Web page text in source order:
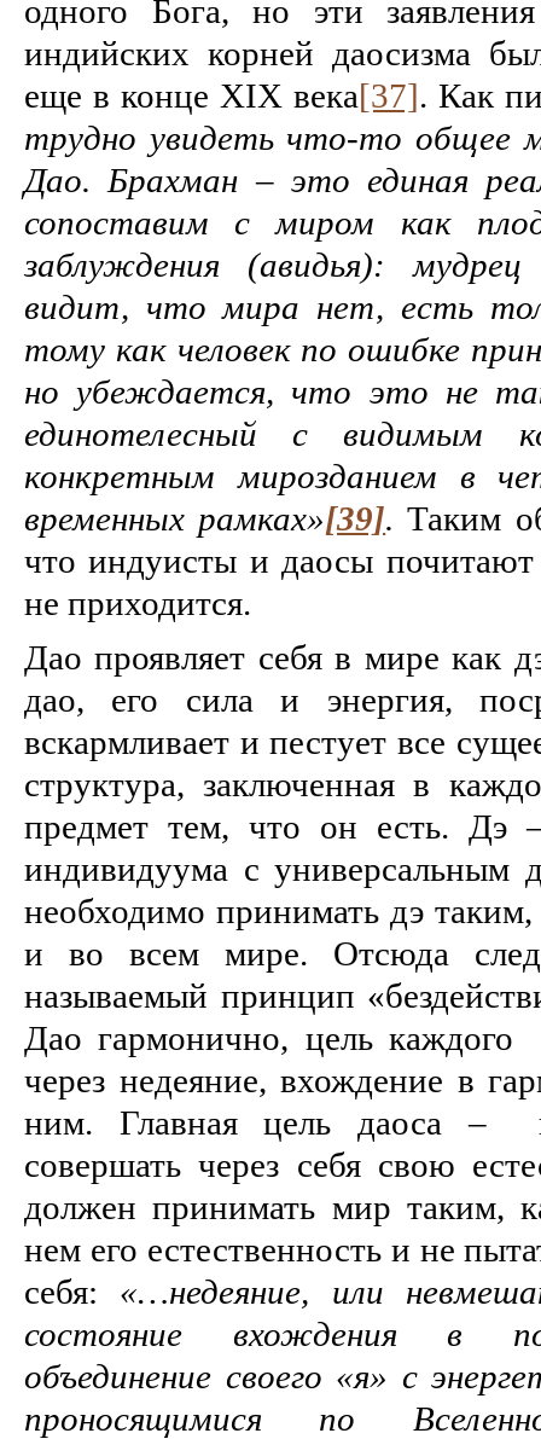
одного Бога, но эти
индийских корней даосизма
еще в конце XIX века[37]. Как
трудно увидеть что-то общее
Дао. Брахман – это единая
сопоставим с миром как
заблуждения (авидья):
видит, что мира нет, есть
тому как человек по ошибке
но убеждается, что это не
единотелесный с видимым
конкретным мирозданием в
временных рамках»[39]. Таким
что индуисты и даосы
не приходится.
Дао проявляет себя в мире как
дао, его сила и энергия,
вскармливает и пестует все
структура, заключенная в
предмет тем, что он есть. Дэ
индивидуума с универсальным
необходимо принимать дэ
и во всем мире. Отсюда
называемый принцип
Дао гармонично, цель
через недеяние, вхождение в
ним. Главная цель даоса –
совершать через себя свою
должен принимать мир таким,
нем его естественность и не
себя: «…недеяние, или
состояние вхождения в
объединение своего «я» с
проносящимися по